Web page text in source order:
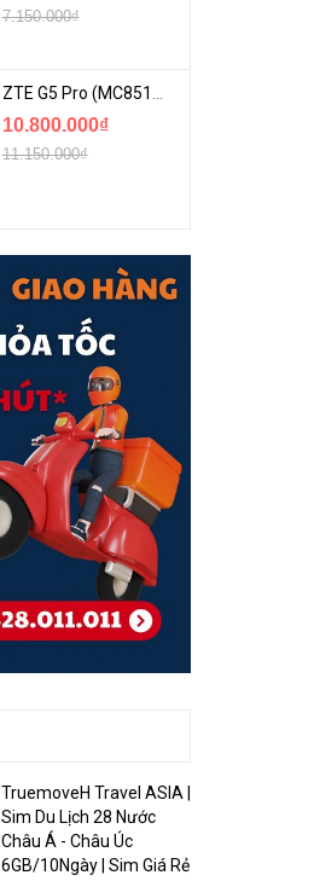
7.150.000₫
ZTE G5 Pro (MC8512) | Router 5G WiFi7 Be7200 Hỗ Trợ Băng Tần 6Ghz Cực Mạnh
10.800.000₫
11.150.000₫
TruemoveH Travel ASIA |
Sim Du Lịch 28 Nước
Châu Á - Châu Úc
6GB/10Ngày | Sim Giá Rẻ